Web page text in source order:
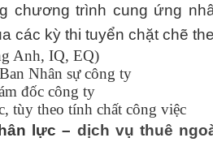
chương trình cung ứng
các kỳ thi tuyển chặt chẽ
Anh, IQ, EQ)
Nhân sự công ty
đốc công ty
tùy theo tính chất công việc
lực – dịch vụ thuê